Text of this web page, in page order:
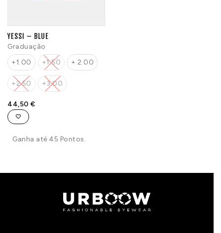
YESSI – BLUE
Graduação
+1.00
+1.50 + 2.00
+2.50 +3.00
44,50 €
Ganha até 45 Pontos.